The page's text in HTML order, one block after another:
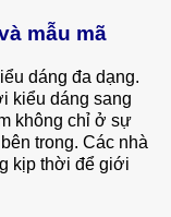
mẫu mã
dáng đa dạng.
kiểu dáng sang
không chỉ ở sự
trong. Các nhà
kịp thời để giới